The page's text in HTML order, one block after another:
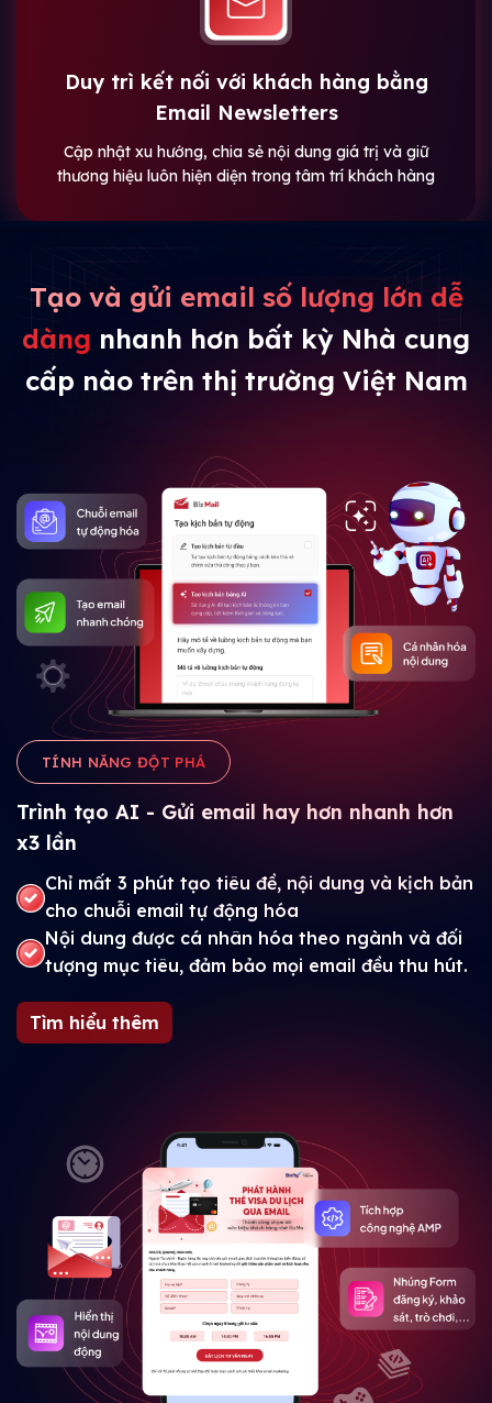
Duy trì kết nối với khách hàng bằng
Email Newsletters
Cập nhật xu hướng, chia sẻ nội dung giá trị và giữ
thương hiệu luôn hiện diện trong tâm trí khách hàng
Tạo và gửi email số lượng lớn dễ
dàng nhanh hơn bất kỳ Nhà cung
cấp nào trên thị trường Việt Nam
TÍNH NĂNG ĐỘT PHÁ
Trình tạo AI - Gửi email hay hơn nhanh hơn
x3 lần
Chỉ mất 3 phút tạo tiêu đề, nội dung và kịch bản
cho chuỗi email tự động hóa
Nội dung được cá nhân hóa theo ngành và đối
tượng mục tiêu, đảm bảo mọi email đều thu hút.
Tìm hiểu thêm